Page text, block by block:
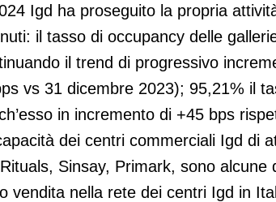
Igd ha proseguito la propria
il tasso di occupancy delle
il trend di progressivo
vs 31 dicembre 2023); 95,21% il
in incremento di +45 bps
dei centri commerciali Igd di
Sinsay, Primark, sono
vendita nella rete dei centri Igd in